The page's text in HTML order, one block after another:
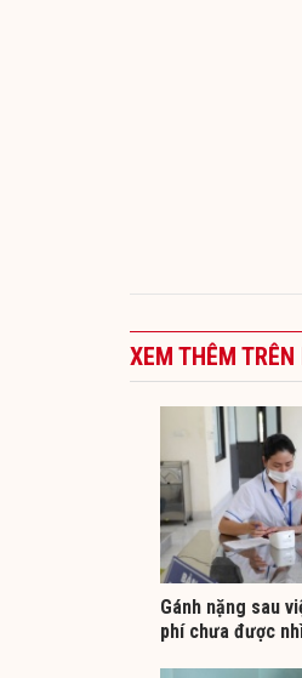
XEM THÊM
Gánh nặng sau
phí chưa được